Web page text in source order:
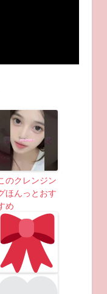
のクレンジン
ほんっとおす
め